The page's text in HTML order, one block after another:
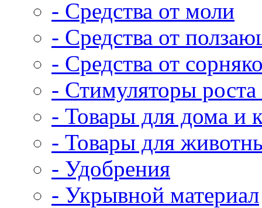
- Средства от моли
- Средства от
- Средства от
- Стимуляторы роста
- Товары для дома и
- Товары для
- Удобрения
- Укрывной материал